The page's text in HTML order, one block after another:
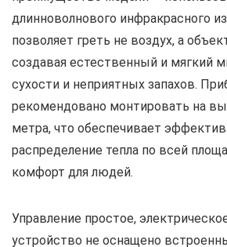
длинноволнового инфракрасного
позволяет греть не воздух, а
создавая естественный и мягкий
сухости и неприятных запахов.
рекомендовано монтировать на
метра, что обеспечивает
распределение тепла по всей
комфорт для людей.
Управление простое,
устройство не оснащено